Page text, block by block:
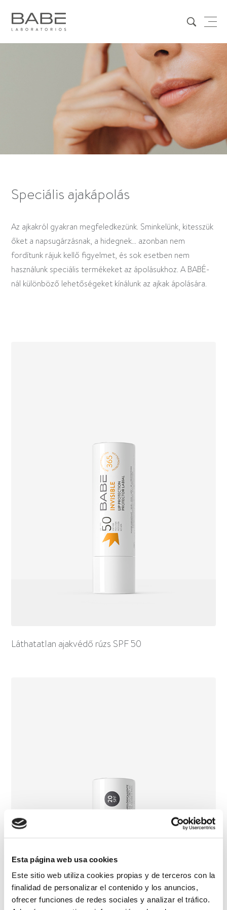
Esta página web usa cookies
Este sitio web utiliza cookies propias y de terceros con la
finalidad de personalizar el contenido y los anuncios,
ofrecer funciones de redes sociales y analizar el tráfico.
Speciális ajakápolás
Az ajkakról gyakran megfeledkezünk. Sminkelünk, kitesszük
őket a napsugárzásnak, a hidegnek... azonban nem
fordítunk rájuk kellő figyelmet, és sok esetben nem
használunk speciális termékeket az ápolásukhoz. A BABÉ-
nál különböző lehetőségeket kínálunk az ajkak ápolására.
Láthatatlan ajakvédő rúzs SPF 50